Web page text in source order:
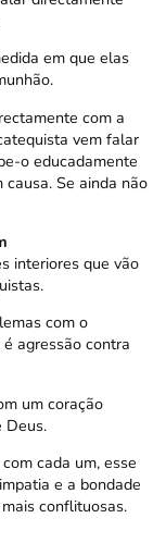
em que elas
com a
vem falar
o educadamente
Se ainda não
interiores que vão
com o
agressão contra
um coração
Deus.
cada um, esse
e a bondade
conflituosas.